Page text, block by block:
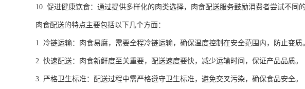
10. 促进健康饮食：通过提供多样化的肉类选择，肉食配送服务鼓励消费者尝试不同
肉食配送的特点主要包括以下几个方面：
1. 冷链运输：肉食易腐，需要全程冷链运输，确保温度控制在安全范围内，防止变质
2. 快速配送：肉食新鲜度至关重要，配送速度要快，减少运输时间，保证产品品质。
3. 严格卫生标准：配送过程中需严格遵守卫生标准，避免交叉污染，确保食品安全。